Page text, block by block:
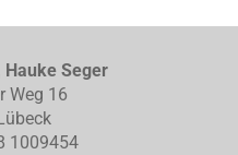
Hauke Seger
Weg 16
1009454